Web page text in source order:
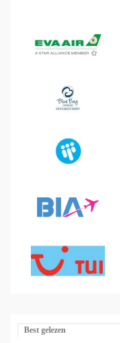
Best gelezen